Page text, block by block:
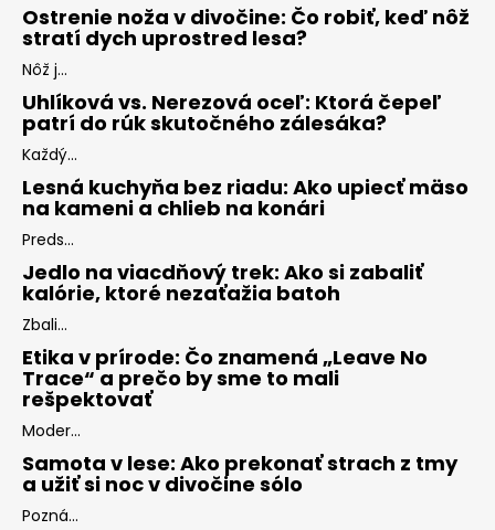
Ostrenie noža v divočine: Čo robiť, keď nôž
stratí dych uprostred lesa?
Nôž j...
Uhlíková vs. Nerezová oceľ: Ktorá čepeľ
patrí do rúk skutočného zálesáka?
Každý...
Lesná kuchyňa bez riadu: Ako upiecť mäso
na kameni a chlieb na konári
Preds...
Jedlo na viacdňový trek: Ako si zabaliť
kalórie, ktoré nezaťažia batoh
Zbali...
Etika v prírode: Čo znamená „Leave No
Trace“ a prečo by sme to mali
rešpektovať
Moder...
Samota v lese: Ako prekonať strach z tmy
a užiť si noc v divočine sólo
Pozná...